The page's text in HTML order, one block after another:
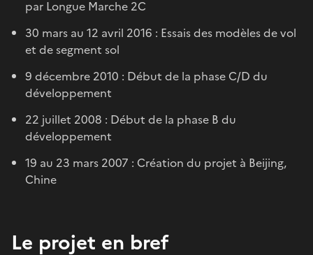
par Longue Marche 2C
30 mars au 12 avril 2016 : Essais des modèles de vol
et de segment sol
9 décembre 2010 : Début de la phase C/D du
développement
22 juillet 2008 : Début de la phase B du
développement
19 au 23 mars 2007 : Création du projet à Beijing,
Chine
Le projet en bref